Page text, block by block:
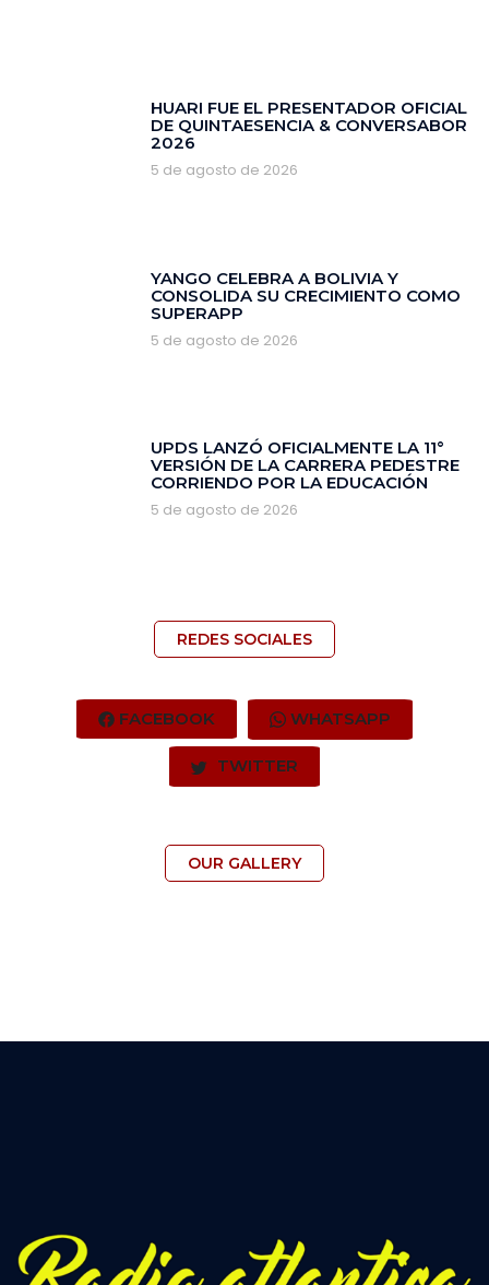
HUARI FUE EL PRESENTADOR OFICIAL
DE QUINTAESENCIA & CONVERSABOR
2026
5 de agosto de 2026
YANGO CELEBRA A BOLIVIA Y
CONSOLIDA SU CRECIMIENTO COMO
SUPERAPP
5 de agosto de 2026
‎UPDS LANZÓ OFICIALMENTE LA 11°
VERSIÓN DE LA CARRERA PEDESTRE
CORRIENDO POR LA EDUCACIÓN
5 de agosto de 2026
REDES SOCIALES
FACEBOOK WHATSAPP
TWITTER
OUR GALLERY